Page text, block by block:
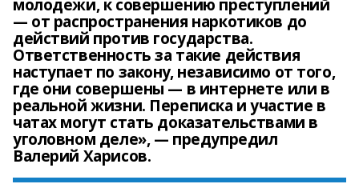
молодежи, к совершению преступлений
— от распространения наркотиков до
действий против государства.
Ответственность за такие действия
наступает по закону, независимо от того,
где они совершены — в интернете или в
реальной жизни. Переписка и участие в
чатах могут стать доказательствами в
уголовном деле», — предупредил
Валерий Харисов.